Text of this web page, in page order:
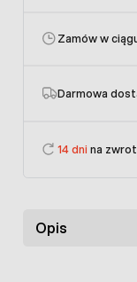
Zamów w
Darmowa
14 dni na
Opis